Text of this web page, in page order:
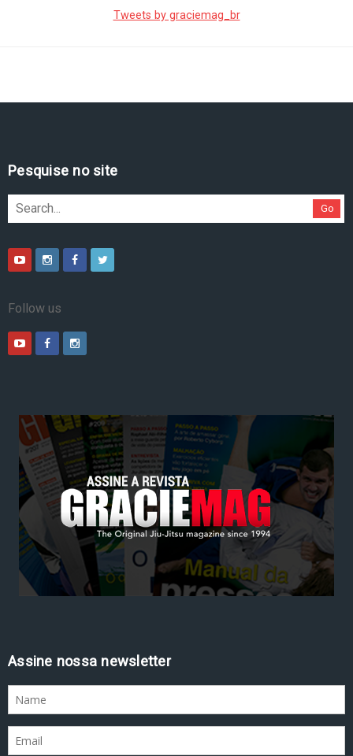
Tweets by graciemag_br
Pesquise no site
Go
Follow us
Assine nossa newsletter